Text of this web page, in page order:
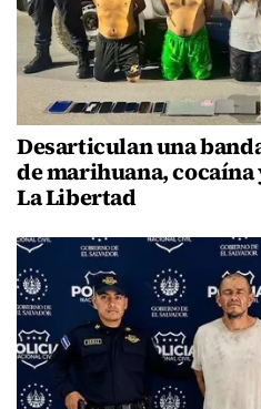
Desarticulan una
de marihuana,
La Libertad